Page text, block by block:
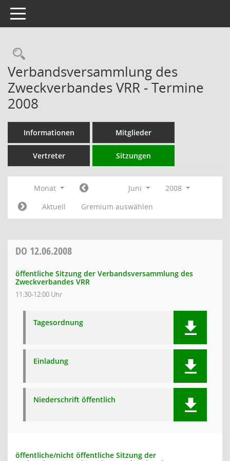
Toggle navigation
Rechercheauswahl
Verbandsversammlung des
Zweckverbandes VRR - Termine
2008
Informationen Mitglieder
Vertreter Sitzungen
Monat Juni
2008
Aktuell
Gremium auswählen
DO 12.06.2008
öffentliche Sitzung der Verbandsversammlung des
Zweckverbandes VRR
11:30-12:00 Uhr
Tagesordnung
Einladung
Niederschrift öffentlich
öffentliche/nicht öffentliche Sitzung der